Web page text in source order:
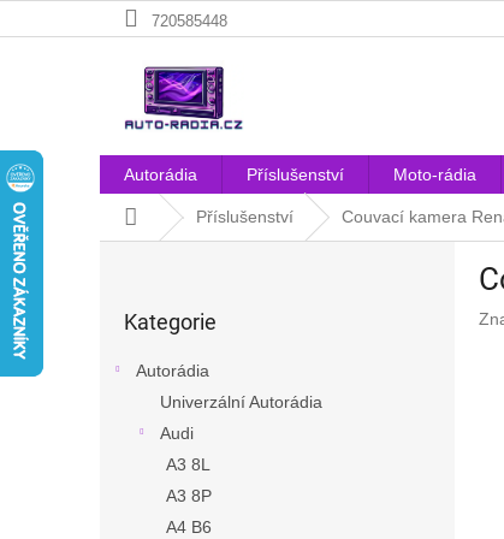
na
720585448
Autorádia Příslušenství Moto-rádia
Domů Příslušenství Couvací kamera
kategorie
Kategorie
Autorádia
Univerzální Autorádia
Audi
A3 8L
A3 8P
A4 B6